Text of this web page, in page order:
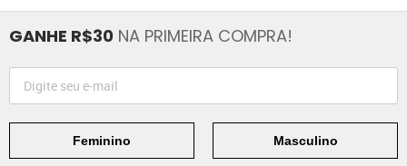
GANHE R$30 NA PRIMEIRA COMPRA!
Feminino Masculino